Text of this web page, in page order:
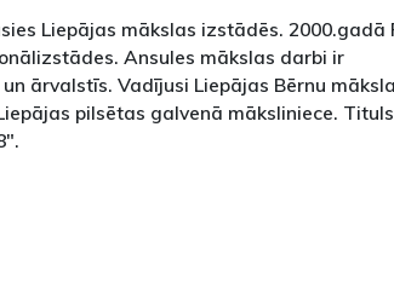
Liepājas mākslas izstādēs. 2000.gadā
Ansules mākslas darbi ir
ārvalstīs. Vadījusi Liepājas Bērnu
pilsētas galvenā māksliniece. Tituls